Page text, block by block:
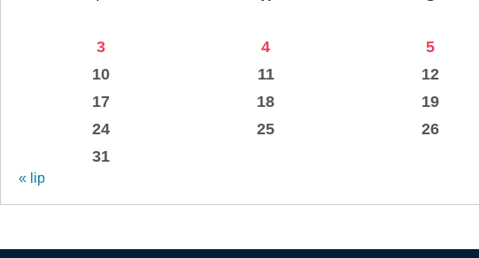
3
4 5
10
11 12
17
18 19
24
25 26
31
« lip